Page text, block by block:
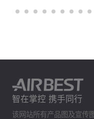
智在掌控 携手同行
该网站所有产品图及宣传